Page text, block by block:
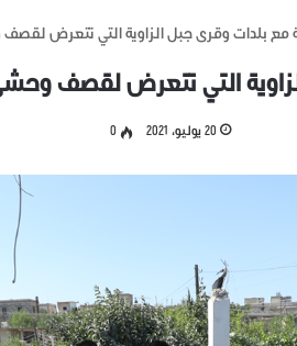
مع بلدات وقرى جبل الزاوية التي تتعرض
التي تتعرض لقصف
20 يوليو، 2021 0